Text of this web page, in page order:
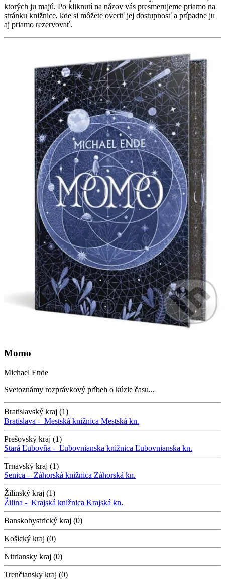
ktorých ju majú. Po kliknutí na názov vás presmerujeme priamo na
stránku knižnice, kde si môžete overiť jej dostupnosť a prípadne ju
aj priamo rezervovať.
Momo
Michael Ende
Svetoznámy rozprávkový príbeh o kúzle času...
Bratislavský kraj (1)
Bratislava - Mestská knižnica Mestská kn.
Prešovský kraj (1)
Stará Ľubovňa - Ľubovnianska knižnica Ľubovnianska kn.
Trnavský kraj (1)
Senica - Záhorská knižnica Záhorská kn.
Žilinský kraj (1)
Žilina - Krajská knižnica Krajská kn.
Banskobystrický kraj (0)
Košický kraj (0)
Nitriansky kraj (0)
Trenčiansky kraj (0)